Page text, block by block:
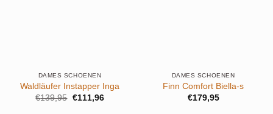
DAMES SCHOENEN
Waldläufer Instapper Inga
€139,95 Oorspronkelijke
€111,96Huidige
DAMES SCHOENEN
Finn Comfort Biella-s
€179,95